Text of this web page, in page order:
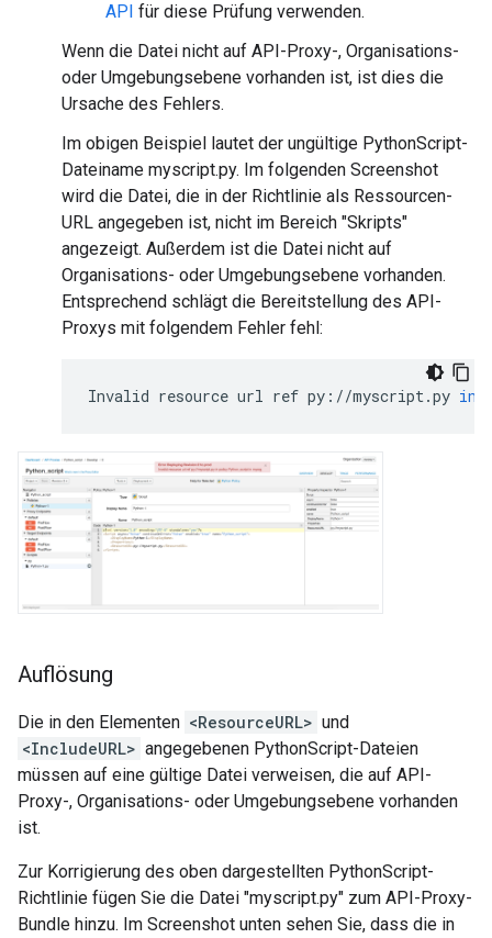
API für diese Prüfung verwenden.
Wenn die Datei nicht auf API-Proxy-, Organisations-
oder Umgebungsebene vorhanden ist, ist dies die
Ursache des Fehlers.
Im obigen Beispiel lautet der ungültige PythonScript-
Dateiname myscript.py. Im folgenden Screenshot
wird die Datei, die in der Richtlinie als Ressourcen-
URL angegeben ist, nicht im Bereich "Skripts"
angezeigt. Außerdem ist die Datei nicht auf
Organisations- oder Umgebungsebene vorhanden.
Entsprechend schlägt die Bereitstellung des API-
Proxys mit folgendem Fehler fehl:
Invalid resource url ref py : //myscript.py in
Auflösung
Die in den Elementen <ResourceURL> und
<IncludeURL> angegebenen PythonScript-Dateien
müssen auf eine gültige Datei verweisen, die auf API-
Proxy-, Organisations- oder Umgebungsebene vorhanden
ist.
Zur Korrigierung des oben dargestellten PythonScript-
Richtlinie fügen Sie die Datei "myscript.py" zum API-Proxy-
Bundle hinzu. Im Screenshot unten sehen Sie, dass die in